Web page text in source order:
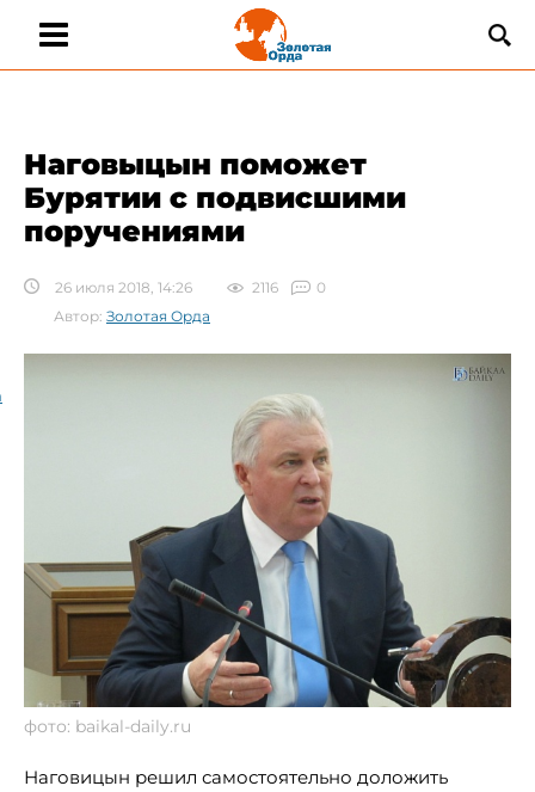
Наговыцын поможет
Бурятии с подвисшими
поручениями
26 июля 2018, 14:26 2116
0
Автор: Золотая Орда
фото: baikal-daily.ru
Наговицын решил самостоятельно доложить